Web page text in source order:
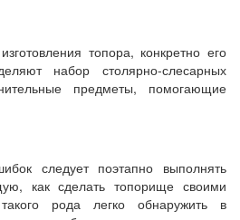
топора, конкретно его
набор столярно-слесарных
предметы, помогающие
следует поэтапно выполнять
как сделать топорище своими
рода легко обнаружить в